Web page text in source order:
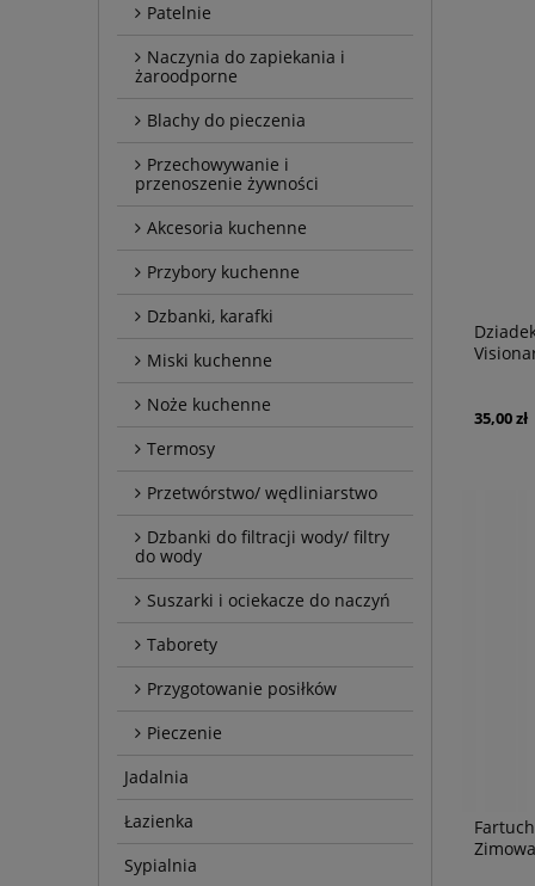
Patelnie
Naczynia do zapiekania i
żaroodporne
Blachy do pieczenia
Przechowywanie i
przenoszenie żywności
Akcesoria kuchenne
Przybory kuchenne
Dzbanki, karafki
Miski kuchenne
Noże kuchenne
Termosy
Przetwórstwo/ wędliniarstwo
Dzbanki do filtracji wody/ filtry
do wody
Suszarki i ociekacze do naczyń
Taborety
Przygotowanie posiłków
Pieczenie
Jadalnia
Łazienka
Sypialnia
35,00 zł